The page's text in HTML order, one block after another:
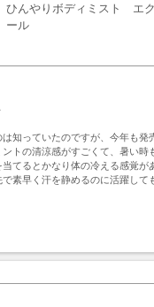
ひんやりボディミスト エ
ール
知っていたのですが、今年も発
トの清涼感がすごくて、暑い時
てるとかなり体の冷える感覚が
で素早く汗を静めるのに活躍して